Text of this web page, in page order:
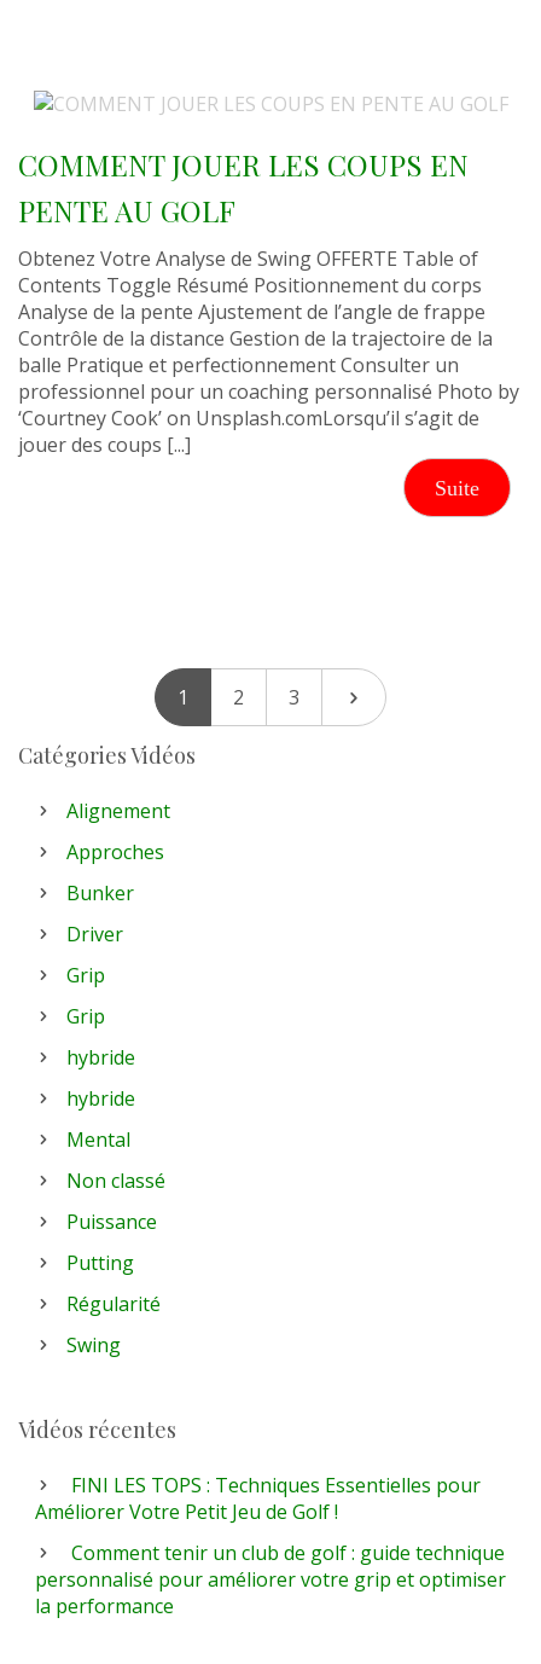
COMMENT JOUER LES COUPS EN
PENTE AU GOLF
Obtenez Votre Analyse de Swing OFFERTE Table of
Contents Toggle Résumé Positionnement du corps
Analyse de la pente Ajustement de l’angle de frappe
Contrôle de la distance Gestion de la trajectoire de la
balle Pratique et perfectionnement Consulter un
professionnel pour un coaching personnalisé Photo by
‘Courtney Cook’ on Unsplash.comLorsqu’il s’agit de
jouer des coups [...]
Suite
1 2 3
Catégories Vidéos
Alignement
Approches
Bunker
Driver
Grip
Grip
hybride
hybride
Mental
Non classé
Puissance
Putting
Régularité
Swing
Vidéos récentes
FINI LES TOPS : Techniques Essentielles pour
Améliorer Votre Petit Jeu de Golf !
Comment tenir un club de golf : guide technique
personnalisé pour améliorer votre grip et optimiser
la performance